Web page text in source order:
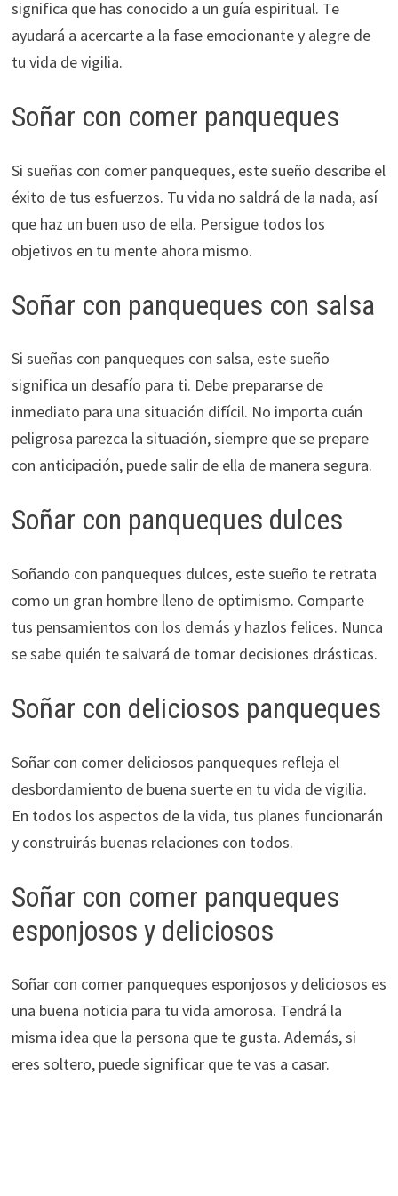
significa que has conocido a un guía espiritual. Te
ayudará a acercarte a la fase emocionante y alegre de
tu vida de vigilia.
Soñar con comer panqueques
Si sueñas con comer panqueques, este sueño describe el
éxito de tus esfuerzos. Tu vida no saldrá de la nada, así
que haz un buen uso de ella. Persigue todos los
objetivos en tu mente ahora mismo.
Soñar con panqueques con salsa
Si sueñas con panqueques con salsa, este sueño
significa un desafío para ti. Debe prepararse de
inmediato para una situación difícil. No importa cuán
peligrosa parezca la situación, siempre que se prepare
con anticipación, puede salir de ella de manera segura.
Soñar con panqueques dulces
Soñando con panqueques dulces, este sueño te retrata
como un gran hombre lleno de optimismo. Comparte
tus pensamientos con los demás y hazlos felices. Nunca
se sabe quién te salvará de tomar decisiones drásticas.
Soñar con deliciosos panqueques
Soñar con comer deliciosos panqueques refleja el
desbordamiento de buena suerte en tu vida de vigilia.
En todos los aspectos de la vida, tus planes funcionarán
y construirás buenas relaciones con todos.
Soñar con comer panqueques
esponjosos y deliciosos
Soñar con comer panqueques esponjosos y deliciosos es
una buena noticia para tu vida amorosa. Tendrá la
misma idea que la persona que te gusta. Además, si
eres soltero, puede significar que te vas a casar.